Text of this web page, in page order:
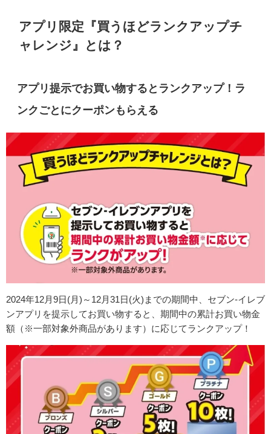
アプリ限定『買うほどランクアップチ
ャレンジ』とは？
アプリ提示でお買い物するとランクアップ！ラ
ンクごとにクーポンもらえる
2024年12月9日(月)～12月31日(火)までの期間中、セブン-イレブ
ンアプリを提示してお買い物すると、期間中の累計お買い物金
額（※一部対象外商品があります）に応じてランクアップ！